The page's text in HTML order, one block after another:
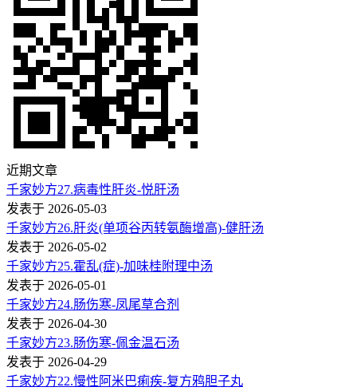
近期文章
千家妙方27.病毒性肝炎-悦肝汤
发表于 2026-05-03
千家妙方26.肝炎(单项谷丙转氨酶增高)-健肝汤
发表于 2026-05-02
千家妙方25.霍乱(症)-加味桂附理中汤
发表于 2026-05-01
千家妙方24.肠伤寒-凤尾草合剂
发表于 2026-04-30
千家妙方23.肠伤寒-佩金温石汤
发表于 2026-04-29
千家妙方22.慢性阿米巴痢疾-复方鸦胆子丸